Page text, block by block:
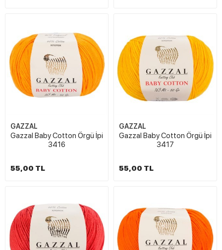
GAZZAL
Gazzal Baby Cotton Örgü İpi
3416
55,00 TL
GAZZAL
Gazzal Baby Cotton Örgü İpi
3417
55,00 TL